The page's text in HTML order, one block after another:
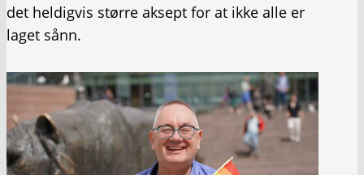
det heldigvis større aksept for at ikke alle er
laget sånn.